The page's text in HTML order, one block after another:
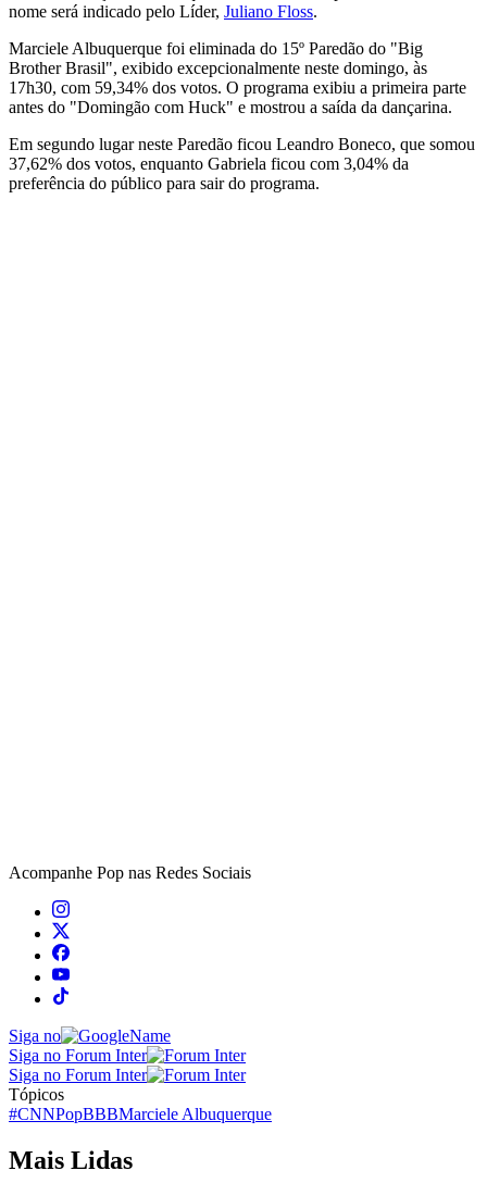
nome será indicado pelo Líder, Juliano Floss.
Marciele Albuquerque foi eliminada do 15º Paredão do "Big
Brother Brasil", exibido excepcionalmente neste domingo, às
17h30, com 59,34% dos votos. O programa exibiu a primeira parte
antes do "Domingão com Huck" e mostrou a saída da dançarina.
Em segundo lugar neste Paredão ficou Leandro Boneco, que somou
37,62% dos votos, enquanto Gabriela ficou com 3,04% da
preferência do público para sair do programa.
Acompanhe Pop nas Redes Sociais
Siga no
Siga no Forum Inter
Siga no Forum Inter
Tópicos
#CNNPopBBBMarciele Albuquerque
Mais Lidas